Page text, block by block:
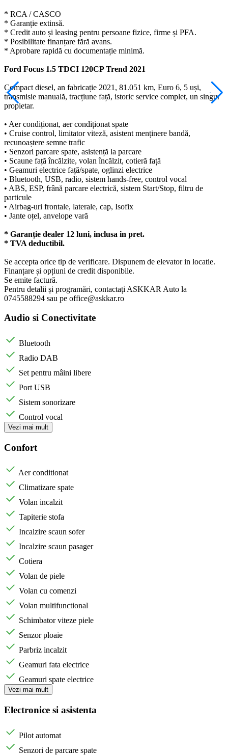
* RCA / CASCO
* Garanție extinsă.
* Credit auto și leasing pentru persoane fizice, firme și PFA.
* Posibilitate finanțare fără avans.
* Aprobare rapidă cu documentație minimă.
Ford Focus 1.5 TDCI 120CP Trend 2021
Compact diesel, an fabricație 2021, 81.051 km, Euro 6, 5 uși,
transmisie manuală, tracțiune față, istoric service complet, un singur
propietar.
• Aer condiționat, aer condiționat spate
• Cruise control, limitator viteză, asistent menținere bandă,
recunoaștere semne trafic
• Senzori parcare spate, asistență la parcare
• Scaune față încălzite, volan încălzit, cotieră față
• Geamuri electrice față/spate, oglinzi electrice
• Bluetooth, USB, radio, sistem hands-free, control vocal
• ABS, ESP, frână parcare electrică, sistem Start/Stop, filtru de
particule
• Airbag-uri frontale, laterale, cap, Isofix
• Jante oțel, anvelope vară
* Garanție dealer 12 luni, inclusa in pret.
* TVA deductibil.
Se accepta orice tip de verificare. Dispunem de elevator in locatie.
Finanțare și opțiuni de credit disponibile.
Se emite factură.
Pentru detalii și programări, contactați ASKKAR Auto la
0745588294 sau pe office@askkar.ro
Audio si Conectivitate
Bluetooth
Radio DAB
Set pentru mâini libere
Port USB
Sistem sonorizare
Control vocal
Vezi mai mult
Confort
Aer conditionat
Climatizare spate
Volan incalzit
Tapiterie stofa
Incalzire scaun sofer
Incalzire scaun pasager
Cotiera
Volan de piele
Volan cu comenzi
Volan multifunctional
Schimbator viteze piele
Senzor ploaie
Parbriz incalzit
Geamuri fata electrice
Geamuri spate electrice
Vezi mai mult
Electronice si asistenta
Pilot automat
Senzori de parcare spate